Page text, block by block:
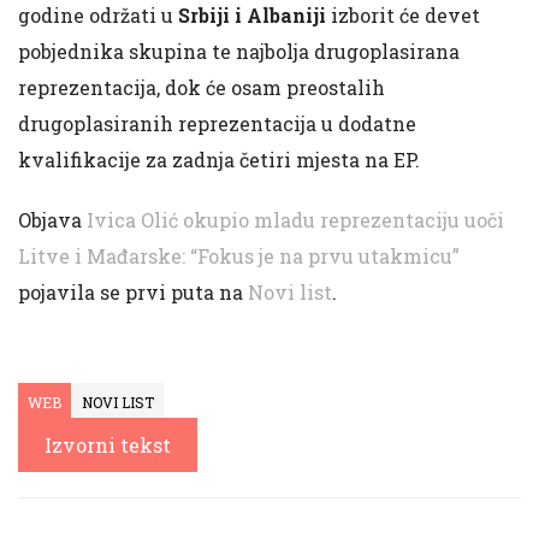
godine održati u Srbiji i Albaniji izborit će devet
pobjednika skupina te najbolja drugoplasirana
reprezentacija, dok će osam preostalih
drugoplasiranih reprezentacija u dodatne
kvalifikacije za zadnja četiri mjesta na EP.
Objava Ivica Olić okupio mladu reprezentaciju uoči
Litve i Mađarske: “Fokus je na prvu utakmicu”
pojavila se prvi puta na Novi list.
WEB NOVI LIST
Izvorni tekst